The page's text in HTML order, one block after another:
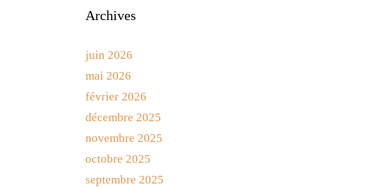
Archives
juin 2026
mai 2026
février 2026
décembre 2025
novembre 2025
octobre 2025
septembre 2025